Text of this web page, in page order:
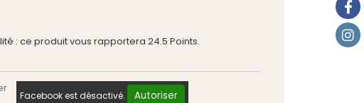
: ce produit vous rapportera 24.5 Points.
Facebook est désactivé. Autoriser